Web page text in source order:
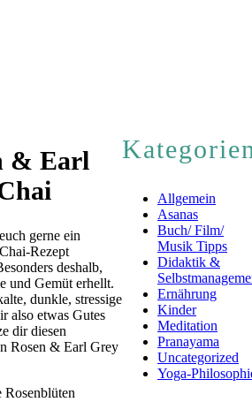
& Earl
gerne ein
Rezept
deshalb,
und Gemüt erhellt.
dunkle, stressige
also etwas Gutes
dir diesen
Rosen & Earl Grey
Rosenblüten
Allgemein
Asanas
Buch/ Film/
Musik Tipps
Didaktik &
Ernährung
Kinder
Meditation
Pranayama
Uncategorized
Yoga-